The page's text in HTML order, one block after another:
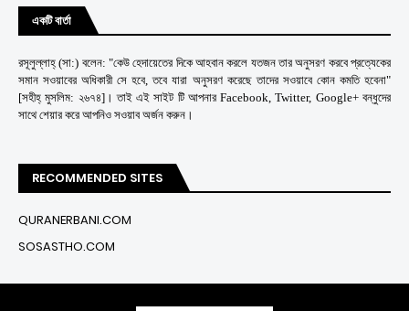
একটি বার্তা
রসূলুল্লাহ্ (সা:) বলেন: "কেউ হেদায়েতের দিকে আহবান করলে যতজন তার অনুসরণ করবে প্রত্যেকের
সমান সওয়াবের অধিকারী সে হবে, তবে যারা অনুসরণ করেছে তাদের সওয়াবে কোন কমতি হবেনা"
[সহীহ্ মুসলিম: ২৬৭৪]। তাই এই সাইট টি আপনার Facebook, Twitter, Google+ বন্ধুদের
সাথে শেয়ার করে আপনিও সওয়াব অর্জন করুন।
RECOMMENDED SITES
QURANERBANI.COM
SOSASTHO.COM